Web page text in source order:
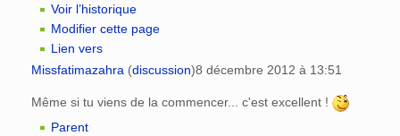
Voir l’historique
Modifier cette page
Lien vers
Missfatimazahra (discussion)8 décembre 2012 à 13:51
Même si tu viens de la commencer... c'est excellent !
Parent